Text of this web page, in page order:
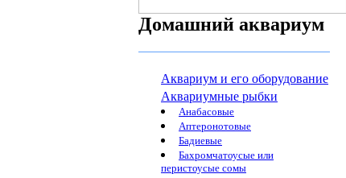
Домашний аквариум
Аквариум и его оборудование
Аквариумные рыбки
Анабасовые
Аптеронотовые
Бадиевые
Бахромчатоусые или
перистоусые сомы